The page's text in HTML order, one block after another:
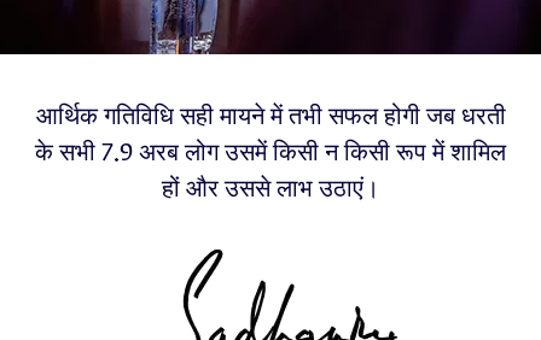
आर्थिक गतिविधि सही मायने में तभी सफल होगी जब धरती
के सभी 7.9 अरब लोग उसमें किसी न किसी रूप में शामिल
हों और उससे लाभ उठाएं।